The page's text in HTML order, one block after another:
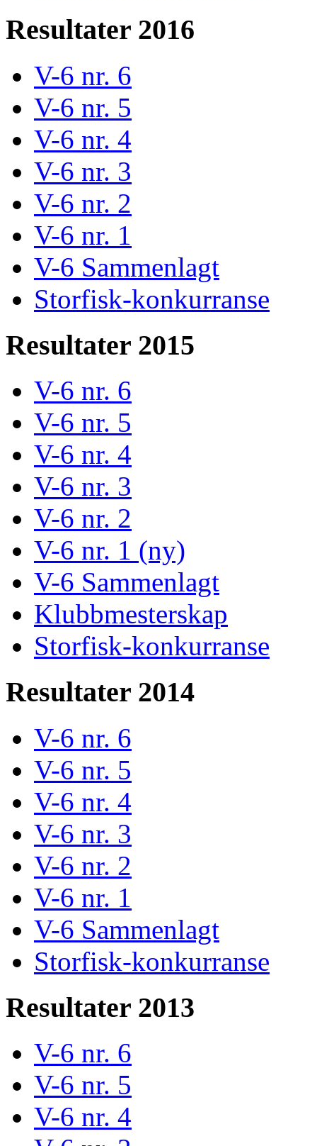
Resultater 2016
V-6 nr. 6
V-6 nr. 5
V-6 nr. 4
V-6 nr. 3
V-6 nr. 2
V-6 nr. 1
V-6 Sammenlagt
Storfisk-konkurranse
Resultater 2015
V-6 nr. 6
V-6 nr. 5
V-6 nr. 4
V-6 nr. 3
V-6 nr. 2
V-6 nr. 1 (ny)
V-6 Sammenlagt
Klubbmesterskap
Storfisk-konkurranse
Resultater 2014
V-6 nr. 6
V-6 nr. 5
V-6 nr. 4
V-6 nr. 3
V-6 nr. 2
V-6 nr. 1
V-6 Sammenlagt
Storfisk-konkurranse
Resultater 2013
V-6 nr. 6
V-6 nr. 5
V-6 nr. 4